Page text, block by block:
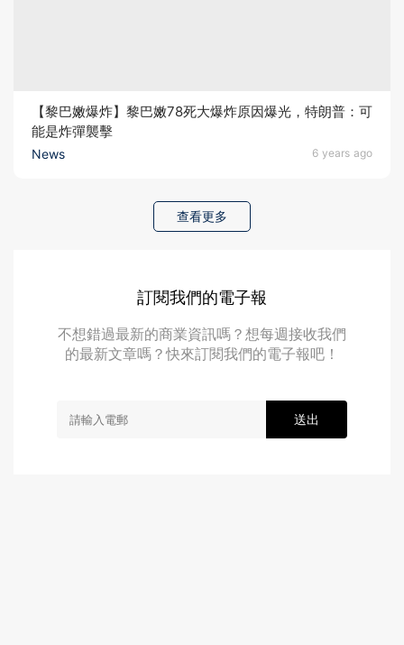
News 6 years ago
【黎巴嫩爆炸】黎巴嫩78死大爆炸原因爆光，特朗普：可
能是炸彈襲擊
查看更多
訂閱我們的電子報
不想錯過最新的商業資訊嗎？想每週接收我們
的最新文章嗎？快來訂閱我們的電子報吧！
送出